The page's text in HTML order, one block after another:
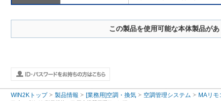
この製品を使用可能な本体製品が
WIN2Kトップ 製品情報 [業務用]空調・換気 空調管理システム MAリモ